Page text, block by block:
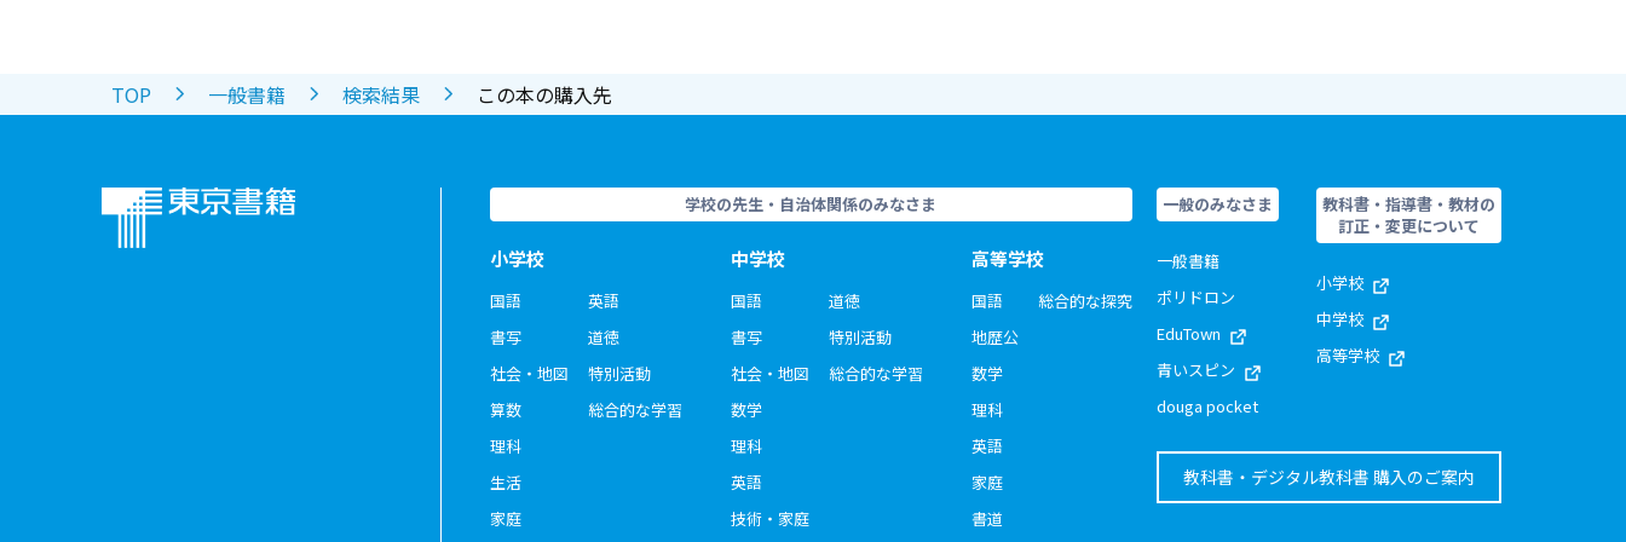
TOP 一般書籍 検索結果 この本の購入先
学校の先生・自治体関係のみなさま
小学校
国語
書写
社会・地図
算数
理科
生活
家庭
英語
道徳
特別活動
総合的な学習
中学校
国語
書写
社会・地図
数学
理科
英語
技術・家庭
道徳
特別活動
総合的な学習
高等学校
国語
地歴公
数学
理科
英語
家庭
書道
総合的な探究
一般のみなさま
一般書籍
ポリドロン
EduTown
青いスピン
douga pocket
教科書・指導書・教材の
訂正・変更について
小学校
中学校
高等学校
教科書・デジタル教科書 購入のご案内